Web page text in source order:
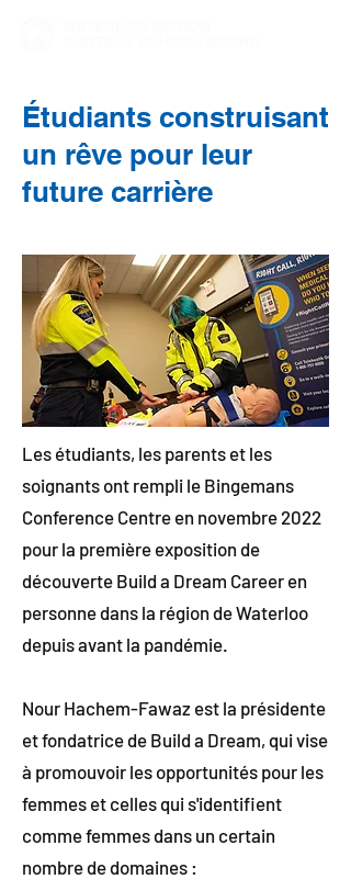
Étudiants construisant
un rêve pour leur
future carrière
Les étudiants, les parents et les
soignants ont rempli le Bingemans
Conference Centre en novembre 2022
pour la première exposition de
découverte Build a Dream Career en
personne dans la région de Waterloo
depuis avant la pandémie.
Nour Hachem-Fawaz est la présidente
et fondatrice de Build a Dream, qui vise
à promouvoir les opportunités pour les
femmes et celles qui s'identifient
comme femmes dans un certain
nombre de domaines :